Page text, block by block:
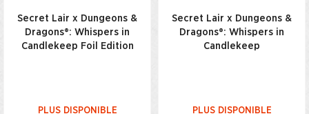
Secret Lair x Dungeons &
Dragons®: Whispers in
Candlekeep Foil Edition
PLUS DISPONIBLE
Secret Lair x Dungeons &
Dragons®: Whispers in
Candlekeep
PLUS DISPONIBLE